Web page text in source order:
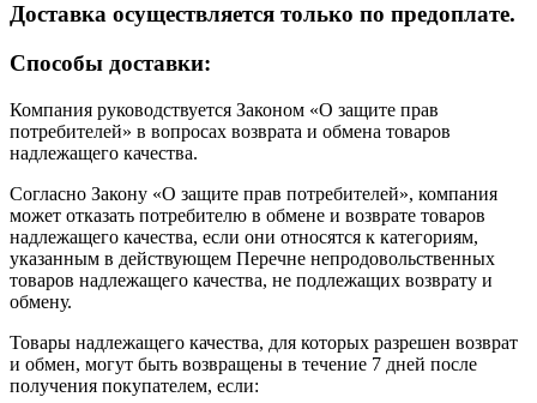
Доставка осуществляется только по предоплате.
Cпособы доставки:
Компания руководствуется Законом «О защите прав
потребителей» в вопросах возврата и обмена товаров
надлежащего качества.
Согласно Закону «О защите прав потребителей», компания
может отказать потребителю в обмене и возврате товаров
надлежащего качества, если они относятся к категориям,
указанным в действующем Перечне непродовольственных
товаров надлежащего качества, не подлежащих возврату и
обмену.
Товары надлежащего качества, для которых разрешен возврат
и обмен, могут быть возвращены в течение 7 дней после
получения покупателем, если: